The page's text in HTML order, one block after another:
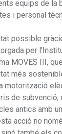
equips de la
i personal
possible
per
MOVES III,
més
motorització
de subvenció,
antics amb
acció no